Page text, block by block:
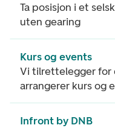
Ta posisjon i et
uten gearing
Kurs og events
Vi tilrettelegger for
arrangerer kurs og
Infront by DNB